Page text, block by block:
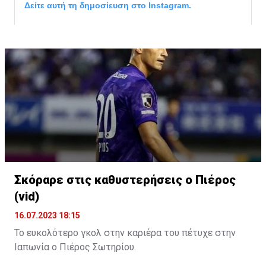
Δείτε αυτή τη δημοσίευση στο Instagram.
Η δημοσίευση κοινοποιήθηκε από το χρήστη David Beckham
Σκόραρε στις καθυστερήσεις ο Πιέρος
(vid)
16.07.2023 18:15
Το ευκολότερο γκολ στην καριέρα του πέτυχε στην
Ιαπωνία ο Πιέρος Σωτηρίου.